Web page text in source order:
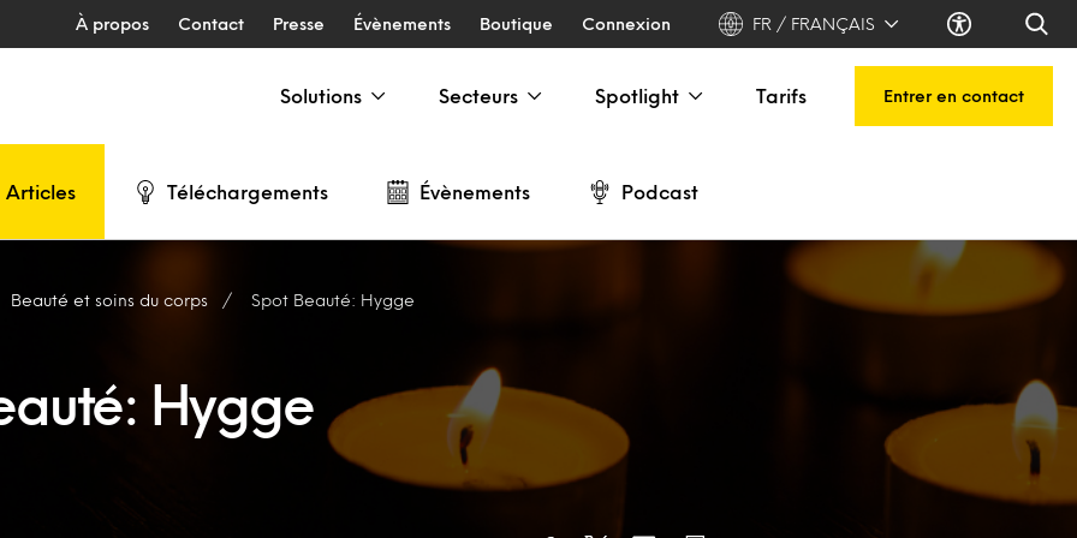
À propos Contact Presse Évènements Boutique Connexion FR / FRANÇAIS
Solutions Secteurs Spotlight Tarifs Entrer en contact
Articles Téléchargements Évènements Podcast
Beauté et soins du corps Spot Beauté: Hygge
Hygge